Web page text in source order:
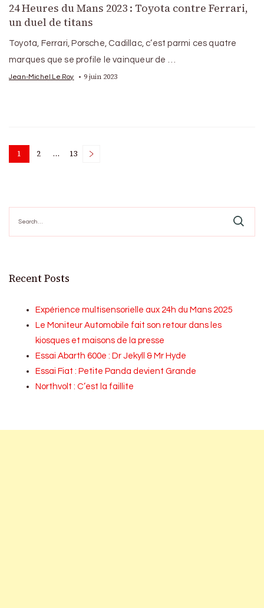
24 Heures du Mans 2023 : Toyota contre Ferrari,
un duel de titans
Toyota, Ferrari, Porsche, Cadillac, c’est parmi ces quatre
marques que se profile le vainqueur de …
Jean-Michel Le Roy 9 juin 2023
Posts
Page
1 Page
2 … Page
13
for:
Recent Posts
Expérience multisensorielle aux 24h du Mans 2025
Le Moniteur Automobile fait son retour dans les
kiosques et maisons de la presse
Essai Abarth 600e : Dr Jekyll & Mr Hyde
Essai Fiat : Petite Panda devient Grande
Northvolt : C’est la faillite